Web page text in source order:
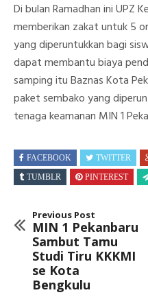
Di bulan Ramadhan ini UPZ
memberikan zakat untuk 5
yang diperuntukkan bagi
dapat membantu biaya
samping itu Baznas Kota
paket sembako yang
tenaga keamanan MIN 1
FACEBOOK TWITTER
TUMBLR
PINTEREST
Previous Post
MIN 1 Pekanbaru
Sambut Tamu
Studi Tiru KKKMI
se Kota
Bengkulu